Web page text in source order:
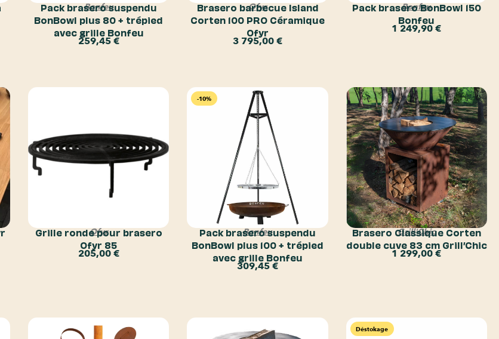
Bonfeu
Pack brasero suspendu
BonBowl plus 80 + trépied
avec grille Bonfeu
259,45€
Ofyr
Brasero barbecue Island
Corten 100 PRO Céramique
Ofyr
3 795,00€
Bonfeu
Pack brasero BonBowl 150
Bonfeu
1 249,90€
Ofyr
Grille ronde pour brasero
Ofyr 85
205,00€
-10%
Bonfeu
Pack brasero suspendu
BonBowl plus 100 + trépied
avec grille Bonfeu
309,45€
Grill'Chic
Brasero Classique Corten
double cuve 83 cm Grill’Chic
1 299,00€
Déstokage